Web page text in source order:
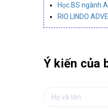
Học BS ngành
RIO LINDO
Ý kiến của